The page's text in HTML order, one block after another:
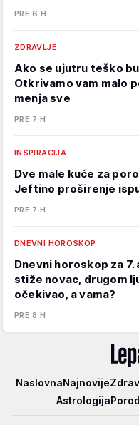
PRE 6 H
ZDRAVLJE
Ako se ujutru teško
Otkrivamo vam malo
menja sve
PRE 7 H
INSPIRACIJA
Dve male kuće za
Jeftino proširenje
PRE 7 H
DNEVNI HOROSKOP
Dnevni horoskop za
stiže novac, drugom
očekivao, a vama?
PRE 8 H
Lepa
NaslovnaNajnovije
Astrologija